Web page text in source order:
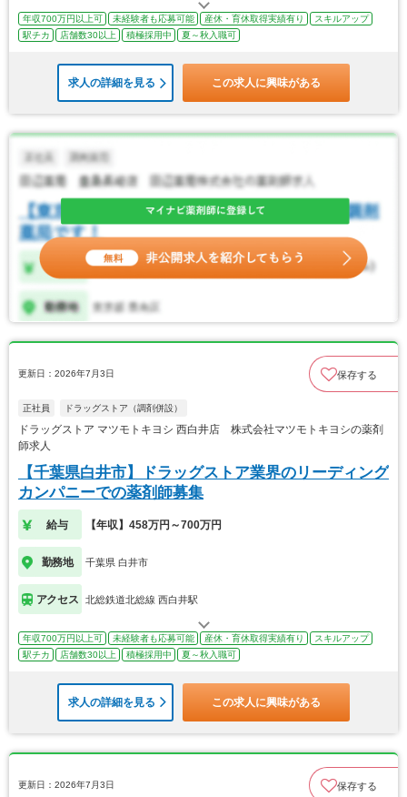
年収700万円以上可 未経験者も応募可能 産休・育休取得実績有り
スキルアップ
駅チカ
店舗数30以上 積極採用中 夏～秋入職可
求人の詳細を見る この求人に興味がある
更新日：2026年7月3日 保存する
正社員 ドラッグストア（調剤併設）
ドラッグストア マツモトキヨシ 西白井店 株式会社マツモトキヨシの薬剤
師求人
【千葉県白井市】ドラッグストア業界のリーディング
カンパニーでの薬剤師募集
給与 【年収】458万円～700万円
勤務地 千葉県 白井市
アクセス 北総鉄道北総線 西白井駅
年収700万円以上可 未経験者も応募可能 産休・育休取得実績有り
スキルアップ
駅チカ
店舗数30以上 積極採用中 夏～秋入職可
求人の詳細を見る この求人に興味がある
更新日：2026年7月3日 保存する